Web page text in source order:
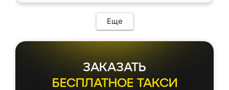
мебель сразу встала на свое место без
каких-либо доработок. Качеством осталась
довольна, все выглядит так, как и ожидала.
Еще
ЗАКАЗАТЬ
БЕСПЛАТНОЕ ТАКСИ